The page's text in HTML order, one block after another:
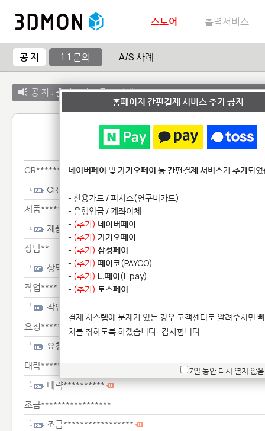
스토어 출력서비스
공 지 1:1 문의 A/S 사례
공 지 : 출력서비스 종료 안내
1:1 문
CR**************
CR**************
제품********
제품********
상담**
상담**
작업****
작업****
요청***********
요청***********
대략**********
대략**********
조금*****************
조금*****************
홈페이지 간편결제 서비스 추가 공지
네이버페이 및 카카오페이 등간편결제 서비스가추가되
- 신용카드 / 피시스(연구비카드)
- 은행입금 / 계좌이체
- (추가) 네이버페이
- (추가) 카카오페이
- (추가) 삼성페이
- (추가) 페이코(PAYCO)
- (추가) L.페이(L.pay)
- (추가) 토스페이
결제 시스템에 문제가 있는 경우 고객센터로 알려주시면
치를 취하도록 하겠습니다. 감사합니다.
7일 동안 다시 열지 않음